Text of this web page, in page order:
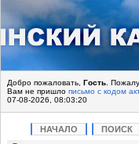
Добро пожаловать, Гость .
Вам не пришло письмо с кодом
07-08-2026, 08:03:20
НАЧАЛО ПОИСК